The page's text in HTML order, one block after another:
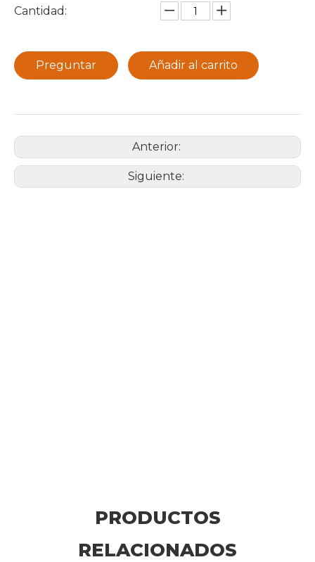
Cantidad:
Preguntar Añadir al carrito
Anterior:
Siguiente:
PRODUCTOS
RELACIONADOS